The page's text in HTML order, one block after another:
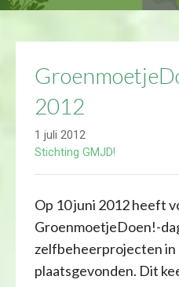
2012
1 juli 2012
Stichting GMJD!
Op 10 juni 2012 heeft
GroenmoetjeDoen!-
zelfbeheerprojecten
plaatsgevonden. Dit